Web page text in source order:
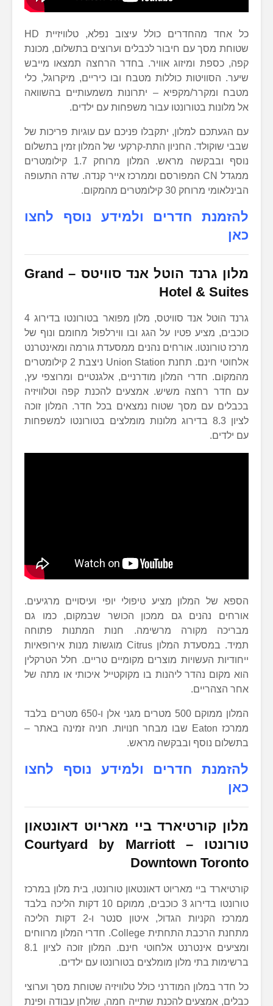
כל אחד מהחדרים כולל עיצוב נפלא, טלוויזיית HD
שטוחת מסך עם חיבור לכבלים וערוצים בתשלום, מכונת
קפה, כספת ומיזוג אוויר. בחדר הרחצה תמצאו מייבש
שיער. הסוויטות כוללות מטבח ובו כיריים, מיקרוגל, כלי
מטבח ומקרר/מקפיא – יתרונות משמעותיים בהשוואה
אל מלונות בטורונטו עבור משפחות עם ילדים.
עם הגעתכם למלון, יתקבלו פניכם עם עוגיות פריכות של
שבבי שוקולד. החניון התת-קרקעי של המלון זמין בתשלום
נוסף ובבקשה מראש. המלון מרוחק 1.7 קילומטרים
ממגדל CN המפורסם וממרכז אייר קנדה. שדה התעופה
הבינלאומי מרוחק 30 קילומטרים מהמקום.
להזמנת חדרים ולמידע נוסף לחצו
כאן
מלון גרנד הוטל אנד סוויטס –
Grand
Hotel & Suites
גרנד הוטל אנד סוויטס, מלון מפואר בטורונטו בדירוג 4
כוכבים, מציע פטיו על הגג ובו ווירלפול מחומם ונוף של
מרכז טורונטו. אורחים נהנים ממסעדת גורמה ומאינטרנט
אלחוטי חינם. תחנת Union Station ניצבת 2 קילומטרים
מהמקום. חדרי המלון מודרניים, אלגנטיים ומרוצפי עץ,
עם חדר רחצה משיש. אמצעים להכנת קפה וטלוויזיה
בכבלים עם מסך שטוח נמצאים בכל חדר. המלון זוכה
לציון 8.3 בדירוג מלונות מומלצים בטורונטו למשפחות
עם ילדים.
הספא של המלון מציע טיפולי יופי ועיסויים מרגיעים.
אורחים נהנים גם ממכון הכושר שבמקום, כמו גם
מבריכה מקורה מרשימה. חנות המתנות פתוחה
תמיד. במסעדת המלון Citrus מוגשות מנות אירופאיות
ייחודיות העשויות מוצרים מקומיים טריים. חלל הטרקלין
הוא מקום נהדר ליהנות בו מקוקטייל איכותי או מתה של
אחר הצהריים.
המלון ממוקם 500 מטרים מגני אלן ו-650 מטרים בלבד
ממרכז Eaton שבו מבחר חנויות. חניה זמינה באתר –
בתשלום נוסף ובבקשה מראש.
להזמנת חדרים ולמידע נוסף לחצו
כאן
מלון קורטיארד ביי מאריוט דאונטאון
טורונטו
–
Courtyard by Marriott
Downtown Toronto
קורטיארד ביי מאריוט דאונטאון טורונטו, בית מלון במרכז
טורונטו בדירוג 3 כוכבים, ממוקם 10 דקות הליכה בלבד
ממרכז הקניות הגדול, איטון סנטר ו-2 דקות הליכה
מתחנת הרכבת התחתית College. חדרי המלון מרווחים
ומציעים אינטרנט אלחוטי חינם. המלון זוכה לציון 8.1
ברשימות בתי מלון מומלצים בטורונטו עם ילדים.
כל חדר במלון המודרני כולל טלוויזיה שטוחת מסך וערוצי
כבלים, אמצעים להכנת שתייה חמה, שולחן עבודה ופינת